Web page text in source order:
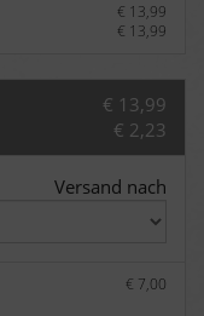
€ 13,99
€ 13,99
€ 13,99
€ 2,23
Versand nach
€ 7,00